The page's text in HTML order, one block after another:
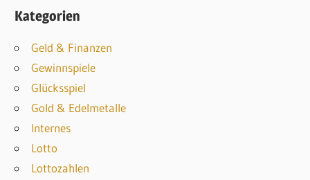
c
e
n
n
a
c
h
:
Kategorien
Geld & Finanzen
Gewinnspiele
Glücksspiel
Gold & Edelmetalle
Internes
Lotto
Lottozahlen